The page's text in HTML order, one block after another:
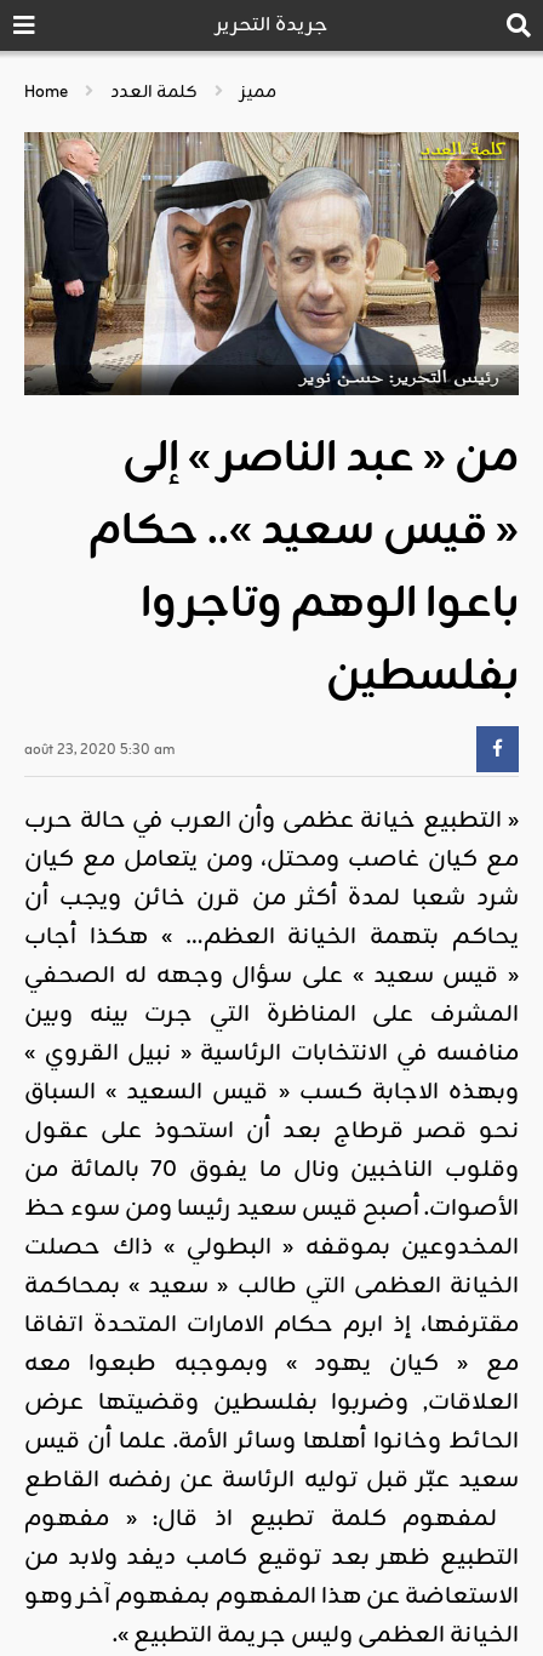
جريدة التحرير
Home مميز كلمة العدد
من « عبد الناصر » إلى
« قيس سعيد ».. حكام
باعوا الوهم وتاجروا
بفلسطين
août 23, 2020 5:30 am
« التطبيع خيانة عظمى وأن العرب في حالة حرب
مع كيان غاصب ومحتل، ومن يتعامل مع كيان
شرد شعبا لمدة أكثر من قرن خائن ويجب أن
يحاكم بتهمة الخيانة العظم… » هكذا أجاب
« قيس سعيد » على سؤال وجهه له الصحفي
المشرف على المناظرة التي جرت بينه وبين
منافسه في الانتخابات الرئاسية « نبيل القروي »
وبهذه الاجابة كسب « قيس السعيد » السباق
نحو قصر قرطاج بعد أن استحوذ على عقول
وقلوب الناخبين ونال ما يفوق 70 بالمائة من
الأصوات. أصبح قيس سعيد رئيسا ومن سوء حظ
المخدوعين بموقفه « البطولي » ذاك حصلت
الخيانة العظمى التي طالب « سعيد » بمحاكمة
مقترفها، إذ ابرم حكام الامارات المتحدة اتفاقا
مع « كيان يهود » وبموجبه طبعوا معه
العلاقات, وضربوا بفلسطين وقضيتها عرض
الحائط وخانوا أهلها وسائر الأمة. علما أن قيس
سعيد عبّر قبل توليه الرئاسة عن رفضه القاطع
لمفهوم كلمة تطبيع اذ قال: « مفهوم
التطبيع ظهر بعد توقيع كامب ديفد ولابد من
الاستعاضة عن هذا المفهوم بمفهوم آخر وهو
الخيانة العظمى وليس جريمة التطبيع ».